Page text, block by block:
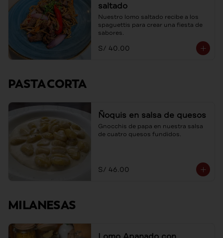
saltado
Nuestro lomo saltado recibe a los
spaguettis para crear una fiesta de
sabores.
S/ 40.00
PASTA CORTA
Ñoquis en salsa de quesos
Gnocchis de papa en nuestra salsa
de cuatro quesos fundidos.
S/ 46.00
MILANESAS